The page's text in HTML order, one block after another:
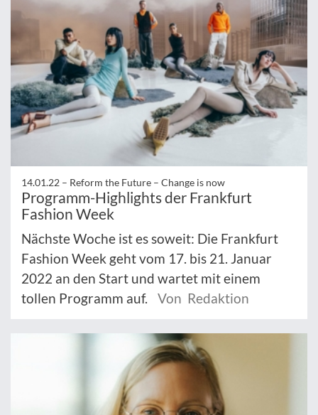
14.01.22 – Reform the Future – Change is now
Programm-Highlights der Frankfurt
Fashion Week
Nächste Woche ist es soweit: Die Frankfurt
Fashion Week geht vom 17. bis 21. Januar
2022 an den Start und wartet mit einem
tollen Programm auf.
Von Redaktion